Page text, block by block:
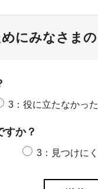
にみなさま
3：役に立たなかった
すか？
3：見つけに